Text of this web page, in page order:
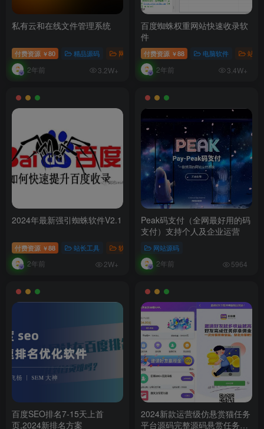
私有云和在线文件管理系统
付费资源 ￥80 精品源码 网站源码
2年前 3.2W+
百度蜘蛛权重网站快速收录软
件
付费资源 ￥88 电脑软件 站长
2年前 3.4W+
2024年最新强引蜘蛛软件V2.1
付费资源 ￥88 站长工具 软件工具
2年前 2W+
Peak码支付（全网最好用的码
支付）支持个人及企业运营
网站源码
2年前 5964
百度SEO排名7-15天上首
页,2024新排名方案
2024新款运营级仿悬赏猫任务
平台源码完整源码悬赏任务平